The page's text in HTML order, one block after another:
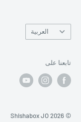
‏اللغة العربية
‏تابعنا على
© 2026 Shishabox JO